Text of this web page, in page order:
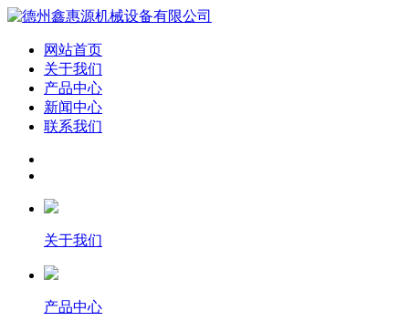
网站首页
关于我们
产品中心
新闻中心
联系我们
关于我们
产品中心